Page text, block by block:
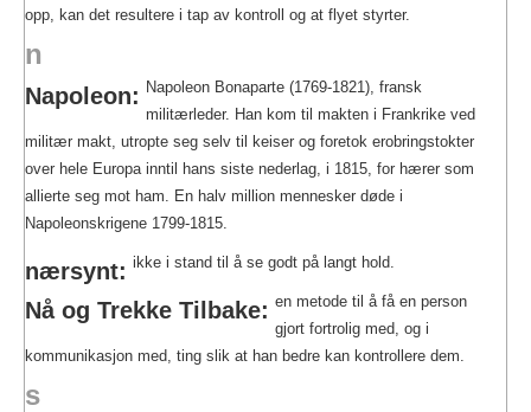
opp, kan det resultere i tap av kontroll og at flyet styrter.
n
Napoleon: Napoleon Bonaparte (1769-1821), fransk
militærleder. Han kom til makten i Frankrike ved
militær makt, utropte seg selv til keiser og foretok erobringstokter
over hele Europa inntil hans siste nederlag, i 1815, for hærer som
allierte seg mot ham. En halv million mennesker døde i
Napoleonskrigene 1799-1815.
nærsynt: ikke i stand til å se godt på langt hold.
Nå og Trekke Tilbake: en metode til å få en person
gjort fortrolig med, og i
kommunikasjon med, ting slik at han bedre kan kontrollere dem.
s